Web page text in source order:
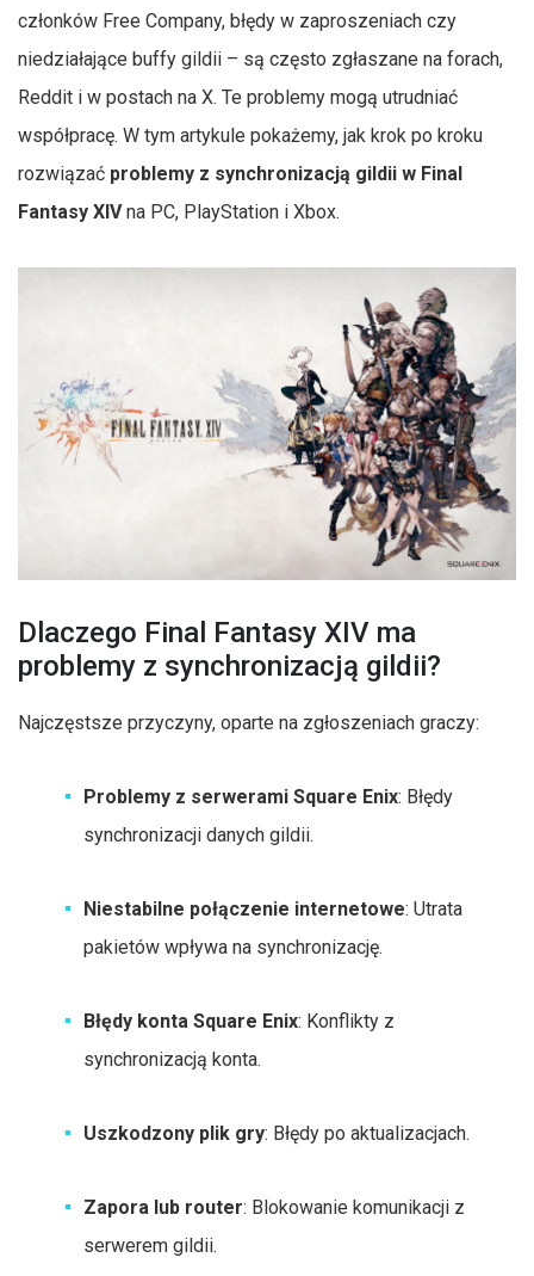
członków Free Company, błędy w zaproszeniach czy
niedziałające buffy gildii – są często zgłaszane na forach,
Reddit i w postach na X. Te problemy mogą utrudniać
współpracę. W tym artykule pokażemy, jak krok po kroku
rozwiązać problemy z synchronizacją gildii w Final
Fantasy XIVna PC, PlayStation i Xbox.
Dlaczego Final Fantasy XIV ma
problemy z synchronizacją gildii?
Najczęstsze przyczyny, oparte na zgłoszeniach graczy:
Problemy z serwerami Square Enix: Błędy
synchronizacji danych gildii.
Niestabilne połączenie internetowe: Utrata
pakietów wpływa na synchronizację.
Błędy konta Square Enix: Konflikty z
synchronizacją konta.
Uszkodzony plik gry: Błędy po aktualizacjach.
Zapora lub router: Blokowanie komunikacji z
serwerem gildii.